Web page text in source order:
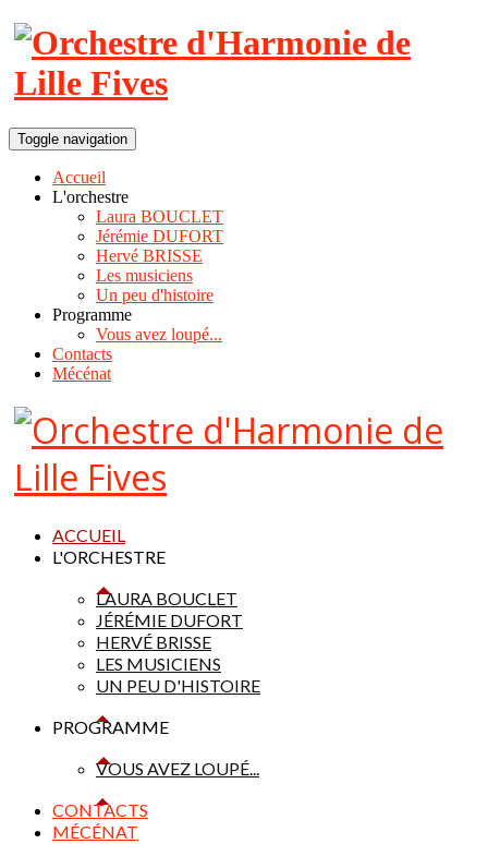
Toggle navigation
Accueil
L'orchestre
Laura BOUCLET
Jérémie DUFORT
Hervé BRISSE
Les musiciens
Un peu d'histoire
Programme
Vous avez loupé...
Contacts
Mécénat
ACCUEIL
L'ORCHESTRE
LAURA BOUCLET
JÉRÉMIE DUFORT
HERVÉ BRISSE
LES MUSICIENS
UN PEU D'HISTOIRE
PROGRAMME
VOUS AVEZ LOUPÉ...
CONTACTS
MÉCÉNAT